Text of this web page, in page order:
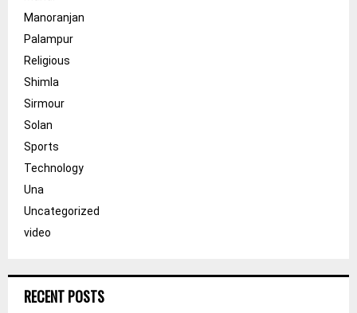
Manoranjan
Palampur
Religious
Shimla
Sirmour
Solan
Sports
Technology
Una
Uncategorized
video
RECENT POSTS